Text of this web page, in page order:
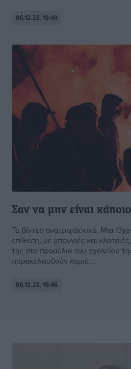
06.12.23, 19:49
Σαν να μην είναι
Τα βίντεο ανατριχιαστικό. Μια
επίθεση, με μπουνιές και
της στο προαύλιο του σχολείου
παρακολουθούν καμιά ...
06.12.23, 19:46